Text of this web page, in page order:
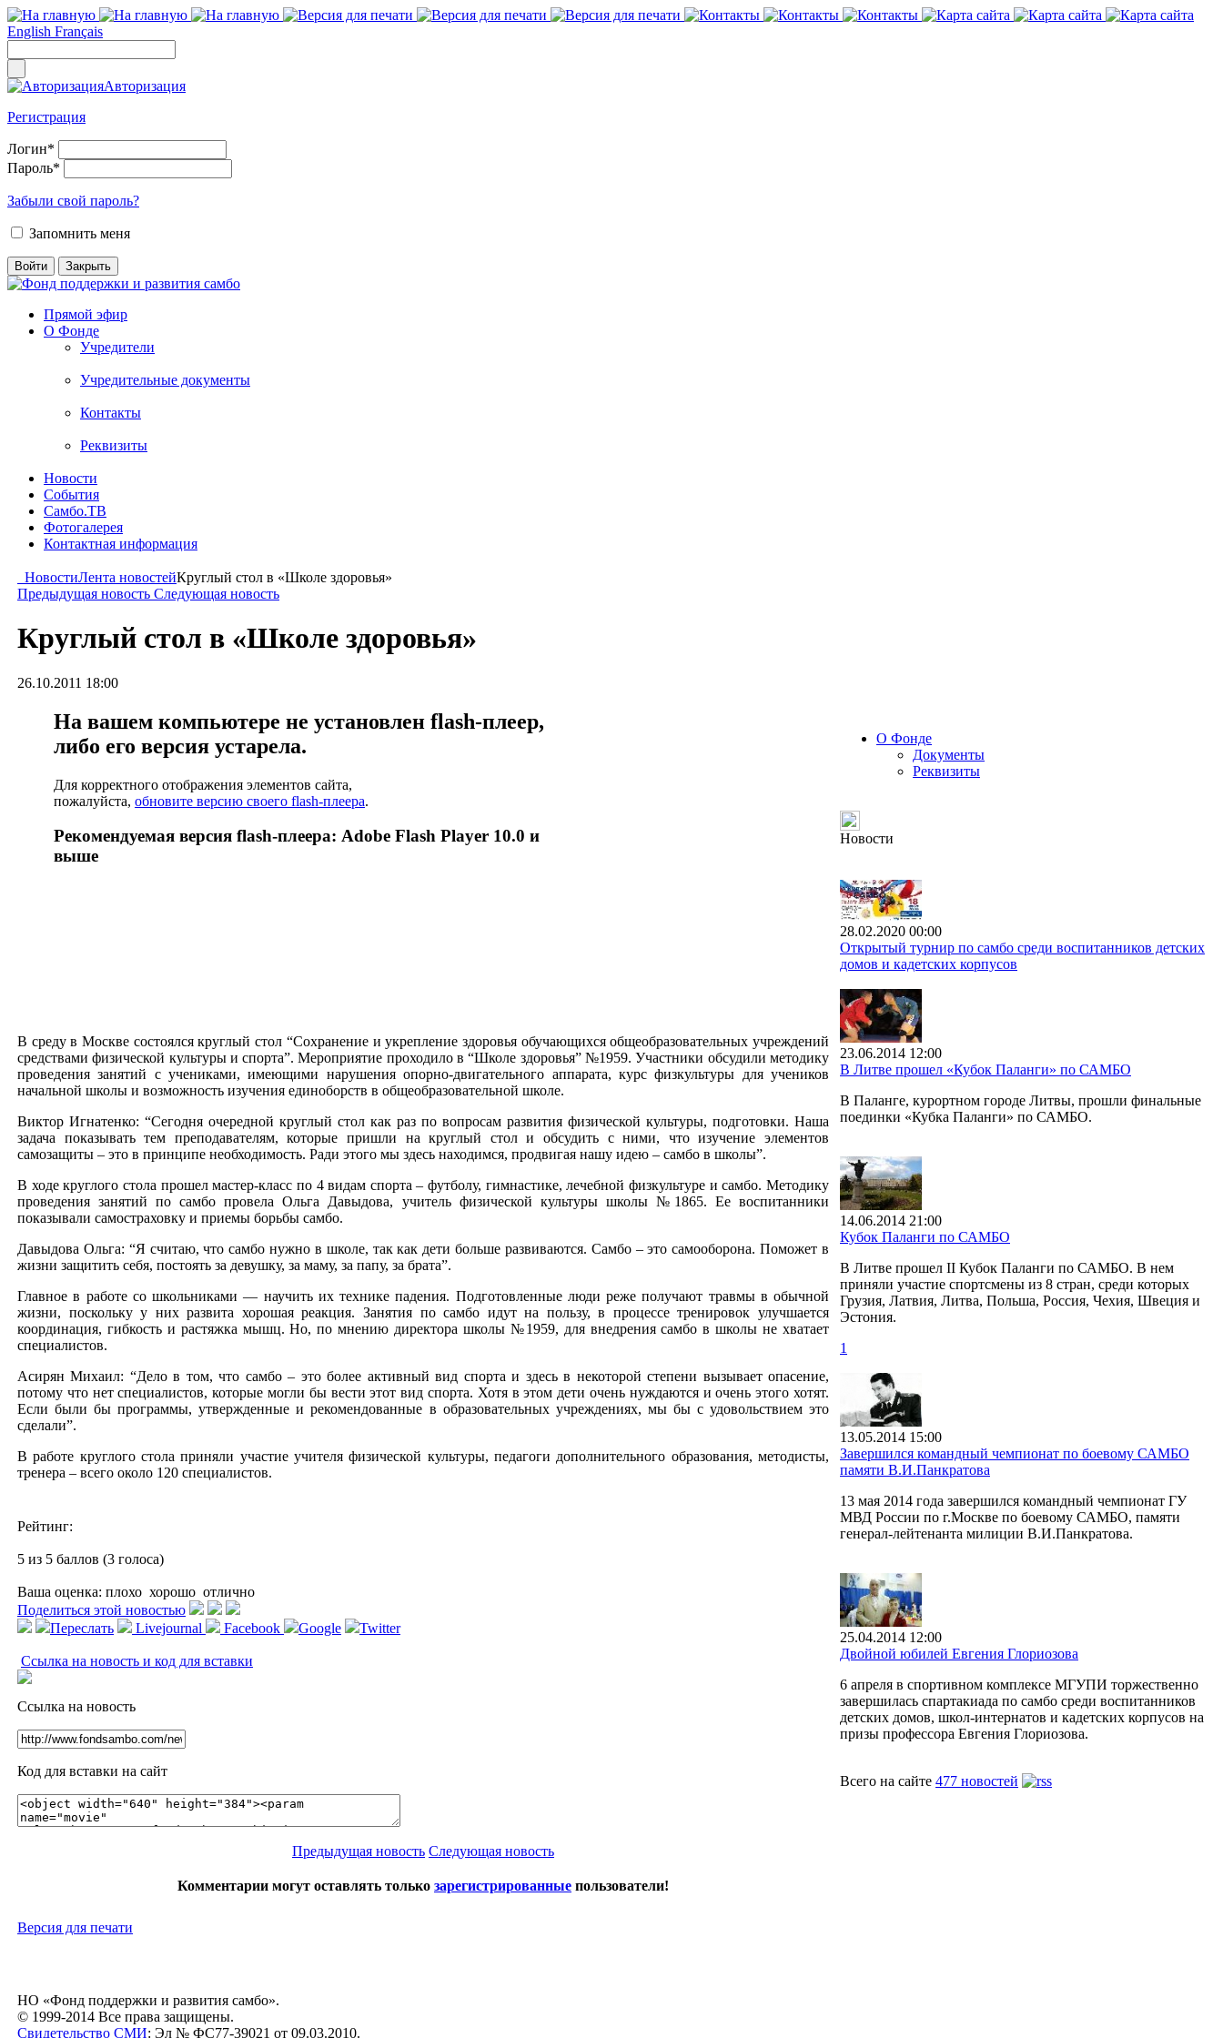
English Français
Авторизация
Регистрация
Логин*
Пароль*
Забыли свой пароль?
Запомнить меня
Прямой эфир
О Фонде
Учредители
Учредительные документы
Контакты
Реквизиты
Новости
События
Самбо.ТВ
Фотогалерея
Контактная информация
НовостиЛента новостейКруглый стол в «Школе здоровья»
Предыдущая новость Следующая новость
Круглый стол в «Школе здоровья»
26.10.2011 18:00
На вашем компьютере не установлен flash-плеер,
либо его версия устарела.
Для корректного отображения элементов сайта,
пожалуйста, обновите версию своего flash-плеера.
Рекомендуемая версия flash-плеера: Adobe Flash Player 10.0 и
выше
В среду в Москве состоялся круглый стол “Сохранение и укрепление здоровья обучающихся общеобразовательных учреждений
средствами физической культуры и спорта”. Мероприятие проходило в “Школе здоровья” №1959. Участники обсудили методику
проведения занятий с учениками, имеющими нарушения опорно-двигательного аппарата, курс физкультуры для учеников
начальной школы и возможность изучения единоборств в общеобразовательной школе.
Виктор Игнатенко: “Сегодня очередной круглый стол как раз по вопросам развития физической культуры, подготовки. Наша
задача показывать тем преподавателям, которые пришли на круглый стол и обсудить с ними, что изучение элементов
самозащиты – это в принципе необходимость. Ради этого мы здесь находимся, продвигая нашу идею – самбо в школы”.
В ходе круглого стола прошел мастер-класс по 4 видам спорта – футболу, гимнастике, лечебной физкультуре и самбо. Методику
проведения занятий по самбо провела Ольга Давыдова, учитель физической культуры школы №1865. Ее воспитанники
показывали самостраховку и приемы борьбы самбо.
Давыдова Ольга: “Я считаю, что самбо нужно в школе, так как дети больше развиваются. Самбо – это самооборона. Поможет в
жизни защитить себя, постоять за девушку, за маму, за папу, за брата”.
Главное в работе со школьниками — научить их технике падения. Подготовленные люди реже получают травмы в обычной
жизни, поскольку у них развита хорошая реакция. Занятия по самбо идут на пользу, в процессе тренировок улучшается
координация, гибкость и растяжка мышц. Но, по мнению директора школы №1959, для внедрения самбо в школы не хватает
специалистов.
Асирян Михаил: “Дело в том, что самбо – это более активный вид спорта и здесь в некоторой степени вызывает опасение,
потому что нет специалистов, которые могли бы вести этот вид спорта. Хотя в этом дети очень нуждаются и очень этого хотят.
Если были бы программы, утвержденные и рекомендованные в образовательных учреждениях, мы бы с удовольствием это
сделали”.
В работе круглого стола приняли участие учителя физической культуры, педагоги дополнительного образования, методисты,
тренера – всего около 120 специалистов.
Рейтинг:
5 из 5 баллов (3 голоса)
Ваша оценка: плохо хорошо отлично
Поделиться этой новостью
Переслать
Livejournal Facebook Google Twitter
Ссылка на новость и код для вставки
Ссылка на новость
Код для вставки на сайт
Предыдущая новость Следующая новость
Комментарии могут оставлять только зарегистрированные пользователи!
Версия для печати
О Фонде
Документы
Реквизиты
Новости
28.02.2020 00:00
Открытый турнир по самбо среди воспитанников детских
домов и кадетских корпусов
23.06.2014 12:00
В Литве прошел «Кубок Паланги» по САМБО
В Паланге, курортном городе Литвы, прошли финальные
поединки «Кубка Паланги» по САМБО.
14.06.2014 21:00
Кубок Паланги по САМБО
В Литве прошел II Кубок Паланги по САМБО. В нем
приняли участие спортсмены из 8 стран, среди которых
Грузия, Латвия, Литва, Польша, Россия, Чехия, Швеция и
Эстония.
1
13.05.2014 15:00
Завершился командный чемпионат по боевому САМБО
памяти В.И.Панкратова
13 мая 2014 года завершился командный чемпионат ГУ
МВД России по г.Москве по боевому САМБО, памяти
генерал-лейтенанта милиции В.И.Панкратова.
25.04.2014 12:00
Двойной юбилей Евгения Глориозова
6 апреля в спортивном комплексе МГУПИ торжественно
завершилась спартакиада по самбо среди воспитанников
детских домов, школ-интернатов и кадетских корпусов на
призы профессора Евгения Глориозова.
Всего на сайте 477 новостей
НО «Фонд поддержки и развития самбо».
© 1999-2014 Все права защищены.
Свидетельство СМИ: Эл № ФС77-39021 от 09.03.2010.